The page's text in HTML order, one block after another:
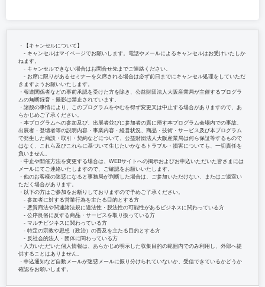
・【キャンセルについて】
‐ キャンセルはマイページでお願いします。電話やメールによるキャンセルはお受けいたしか
ねます。
‐ キャンセルできない場合はお問合せ先までご連絡ください。
‐ お席に限りがあるセミナーを欠席される場合は必ず前日までにキャンセル処理をしていただ
きますようお願いいたします。
・報道関係者などの事前承認を受けた方を除き、公益財団法人大阪産業局が主催するプログラ
ムの無断録音・撮影は禁止されています。
・諸般の事情により、このプログラムをやむを得ず変更又は中止する場合がありますので、あ
らかじめご了承ください。
・本プログラムへの参加及び、出展者並びに参加者の責に帰す本プログラム会場内での事故、
出展者・登壇者等の説明内容・事業内容・経営状況、商品・技術・サービス及び本プログラム
で発生した商談・取引・契約などについて、公益財団法人大阪産業局は何ら保証等するもので
はなく、これら及びこれらに基づいて生じたいかなるトラブル・損害についても、一切責任を
負いません。
・中止や開催方法を変更する場合は、WEBサイトへの掲示およびお申込いただいた皆さまには
メールにてご連絡いたしますので、ご確認をお願いいたします。
・他のお客様の迷惑になると事務局が判断した場合は、ご参加いただけない、またはご退室い
ただく場合があります。
・以下の方はご参加をお断りしておりますので予めご了承ください。
‐ 参加者に対する営業行為を主たる目的とする方
‐ 悪質商法や関連諸法規に違法性・脱法性の可能性があるビジネスに関わっている方
‐ 公序良俗に反する商品・サービスを取り扱っている方
‐ マルチビジネスに関わっている方
‐ 特定の宗教や思想（政治）の普及を主たる目的とする方
‐ 反社会的法人・団体に関わっている方
・入力いただいた個人情報は、あらかじめ明示した収集目的の範囲内でのみ利用し、外部へ提
供することはありません。
・申込通知など自動メールが迷惑メールに振り分けられていないか、受信できているかどうか
確認をお願いします。